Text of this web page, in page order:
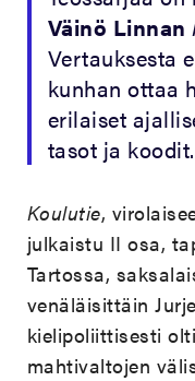
Väinö Linnan
Vertauksesta
kunhan ottaa
erilaiset
tasot ja koodit.
Koulutie,
julkaistu II osa,
Tartossa,
venäläisittäin
kielipoliittisesti
mahtivaltojen